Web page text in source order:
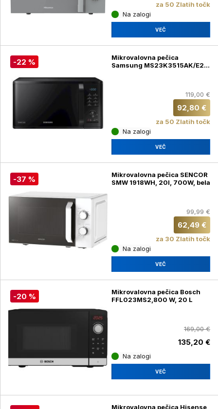
za 50 Zlatih točk
Na zalogi
VEČ
-22 %
Mikrovalovna pečica
Samsung MS23K3515AK/E2,
119,00 €
92,80 €
za 50 Zlatih točk
Na zalogi
VEČ
-37 %
Mikrovalovna pečica SENCOR
SMW 1918WH, 20l, 700W, bela
99,99 €
62,49 €
za 30 Zlatih točk
Na zalogi
VEČ
-20 %
Mikrovalovna pečica Bosch
FFL023MS2,800 W, 20 L
169,00 €
135,20 €
Na zalogi
VEČ
Mikrovalovna pečica Hisense